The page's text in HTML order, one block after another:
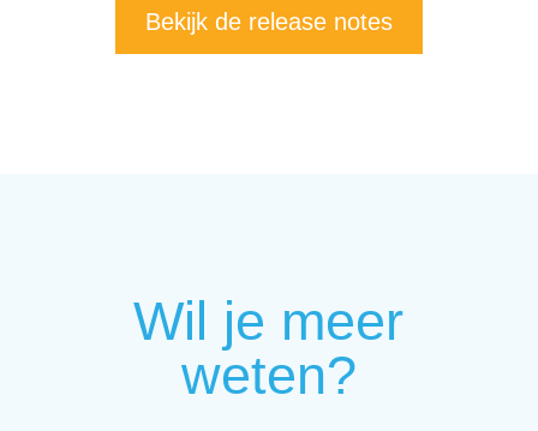
Bekijk de release notes
Wil je meer
weten?